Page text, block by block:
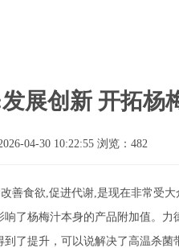
展创新 开拓杨
04-30 10:22:55 浏览：482
善食欲,促进代谢,是现在非常受
了杨梅汁本身的产品附加值。力
了提升，可以说解决了高温杀菌